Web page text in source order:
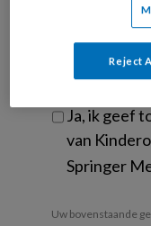
Ontvang
Ja, ik geef
van
Springer
Uw bovenstaande
Reject